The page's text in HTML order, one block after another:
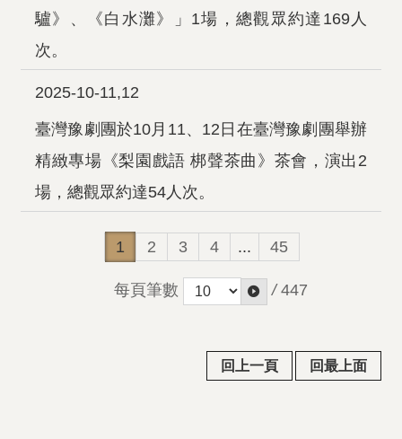
驢》、《白水灘》」1場，總觀眾約達169人
次。
2025-10-11,12
臺灣豫劇團於10月11、12日在臺灣豫劇團舉辦
精緻專場《梨園戲語 梆聲茶曲》茶會，演出2
場，總觀眾約達54人次。
1 2 3 4 ... 45
每頁筆數 / 447
回上一頁 回最上面